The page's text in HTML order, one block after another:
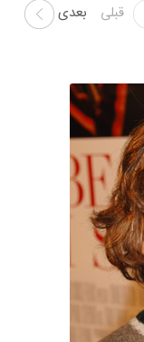
بعدی قبلی